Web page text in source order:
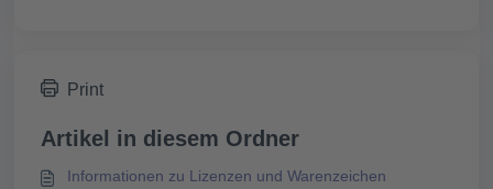
Print
Artikel in diesem Ordner
Informationen zu Lizenzen und Warenzeichen